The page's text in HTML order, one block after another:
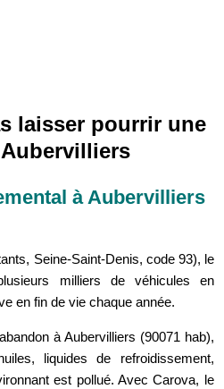
laisser pourrir une
Aubervilliers
à Aubervilliers
Seine-Saint-Denis, code 93), le
milliers de véhicules en
en fin de vie chaque année.
à Aubervilliers (90071 hab),
liquides de refroidissement,
est pollué. Avec Carova, le